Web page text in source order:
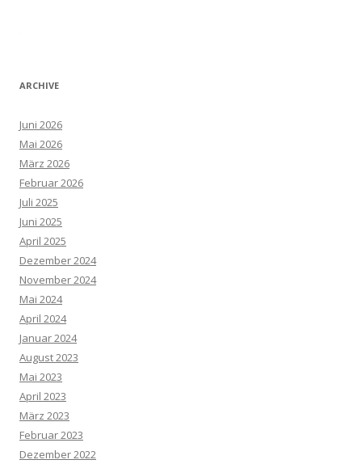
ARCHIVE
Juni 2026
Mai 2026
März 2026
Februar 2026
Juli 2025
Juni 2025
April 2025
Dezember 2024
November 2024
Mai 2024
April 2024
Januar 2024
August 2023
Mai 2023
April 2023
März 2023
Februar 2023
Dezember 2022